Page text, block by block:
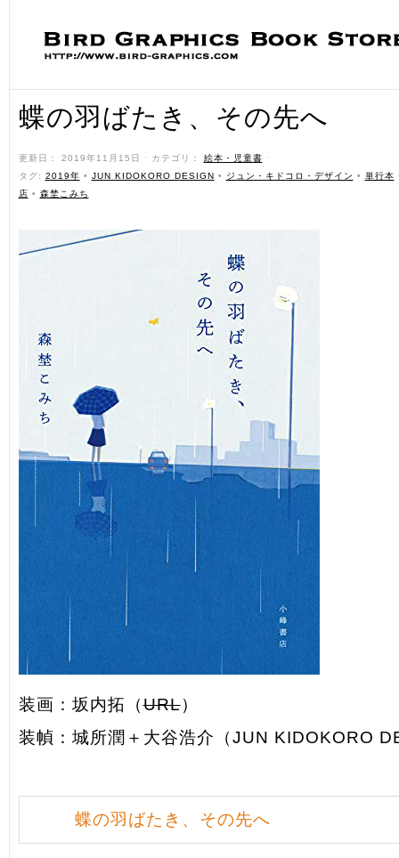
蝶の羽ばたき、その先へ
更新日： 2019年11月15日 ˑ カテゴリ： 絵本・児童書 ˑ
タグ: 2019年 • JUN KIDOKORO DESIGN • ジュン・キドコロ・デザイン • 単行本
店 • 森埜こみち
装画：坂内拓（URL）
装幀：城所潤＋大谷浩介（JUN KIDOKORO
蝶の羽ばたき、その先へ